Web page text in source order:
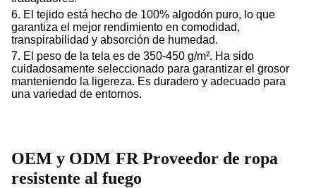
6. El tejido está hecho de 100% algodón puro, lo que
garantiza el mejor rendimiento en comodidad,
transpirabilidad y absorción de humedad.
7. El peso de la tela es de 350-450 g/m². Ha sido
cuidadosamente seleccionado para garantizar el grosor
manteniendo la ligereza. Es duradero y adecuado para
una variedad de entornos.
OEM y ODM FR Proveedor de ropa
resistente al fuego